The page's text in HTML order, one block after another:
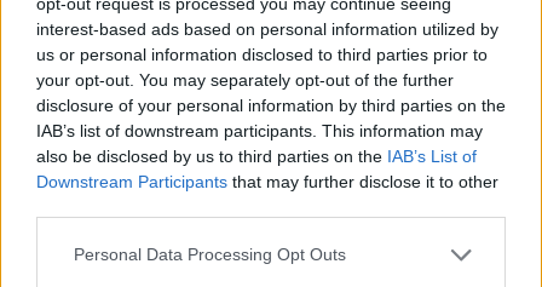
interest-based ads based on personal information utilized by
us or personal information disclosed to third parties prior to
your opt-out. You may separately opt-out of the further
disclosure of your personal information by third parties on the
IAB’s list of downstream participants. This information may
also be disclosed by us to third parties on the IAB’s List of
Downstream Participants that may further disclose it to other
Please note that this website/app uses one or more Google
Personal Data Processing Opt Outs
Αναγνώριση και σεβασμός
οι σημαντικότερες νίκες του
Α.Ο. Θήρας